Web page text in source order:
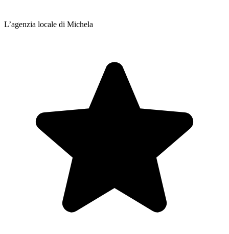
L’agenzia locale di Michela